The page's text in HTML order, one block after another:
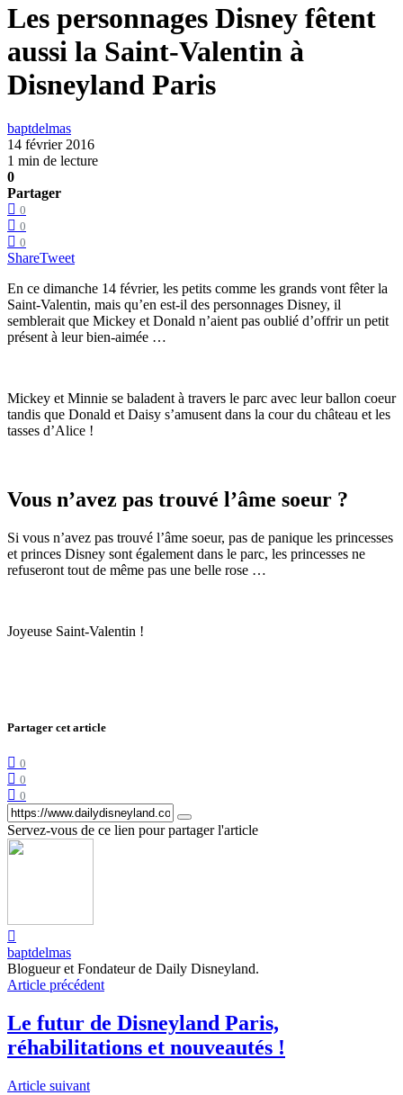
Les personnages Disney fêtent
aussi la Saint-Valentin à
Disneyland Paris
baptdelmas
14 février 2016
1 min de lecture
0
Partager
0
0
0
ShareTweet
En ce dimanche 14 février, les petits comme les grands vont fêter la
Saint-Valentin, mais qu’en est-il des personnages Disney, il
semblerait que Mickey et Donald n’aient pas oublié d’offrir un petit
présent à leur bien-aimée …
Mickey et Minnie se baladent à travers le parc avec leur ballon coeur
tandis que Donald et Daisy s’amusent dans la cour du château et les
tasses d’Alice !
Vous n’avez pas trouvé l’âme soeur ?
Si vous n’avez pas trouvé l’âme soeur, pas de panique les princesses
et princes Disney sont également dans le parc, les princesses ne
refuseront tout de même pas une belle rose …
Joyeuse Saint-Valentin !
Partager cet article
0
0
0
Servez-vous de ce lien pour partager l'article
baptdelmas
Blogueur et Fondateur de Daily Disneyland.
Article précédent
Le futur de Disneyland Paris,
réhabilitations et nouveautés !
Article suivant